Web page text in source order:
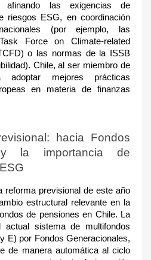
afinando las exigencias de
riesgos ESG, en coordinación
(por ejemplo, las
Force on Climate-related
o las normas de la ISSB
Chile, al ser miembro de
mejores prácticas
en materia de finanzas
hacia Fondos
y la importancia de
reforma previsional de este año
estructural relevante en la
de pensiones en Chile. La
actual sistema de multifondos
E) por Fondos Generacionales,
de manera automática al ciclo